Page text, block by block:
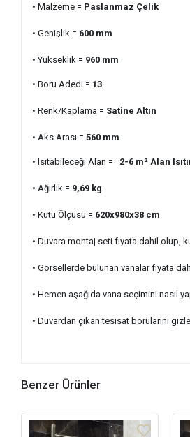
• Malzeme = Paslanmaz Çelik
• Genişlik = 600 mm
• Yükseklik = 960 mm
• Boru Adedi = 13
• Renk/Kaplama = Satine Altın
• Aks Arası =560 mm
• Isıtabileceği Alan = 2-6 m² Alan
• Ağırlık = 9,69 kg
• Kutu Ölçüsü = 620x980x38 cm
• Duvara montaj seti fiyata dahil olup,
• Görsellerde bulunan vanalar fiyata
• Hemen aşağıda vana seçimini nasıl
• Duvardan çıkan tesisat borularını
Benzer Ürünler